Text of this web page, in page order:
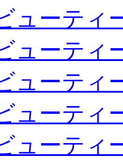
ューティ
ューティ
ューティ
ューティ
ューティ